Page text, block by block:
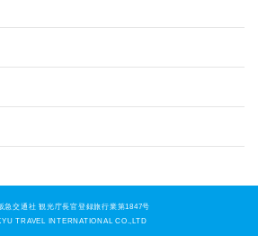
急交通社 観光庁長官登録旅行業第1847号
TRAVEL INTERNATIONAL CO.,LTD